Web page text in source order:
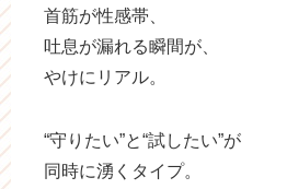
首筋が性感帯、
吐息が漏れる瞬間が、
やけにリアル。
“守りたい”と“試したい”が
同時に湧くタイプ。